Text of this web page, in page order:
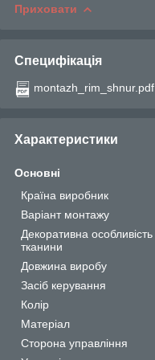
Приховати
Специфікація
montazh_rim_shnur.pdf
Характеристики
Основні
Країна виробник
Варіант монтажу
Декоративна особливість
тканини
Довжина виробу
Засіб керування
Колір
Матеріал
Сторона управління